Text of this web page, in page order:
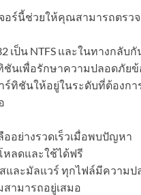
อร์นี้ช่วยให้คุณสามารถตรว
เป็น NTFS และในทางกลับกั
ชันเพื่อรักษาความปลอดภัย
ทิชันให้อยู่ในระดับที่ต้องกา
ออย่างรวดเร็วเมื่อพบปัญหา
หลดและใช้ได้ฟรี
และมัลแวร์ ทุกไฟล์มีความป
ามารถอยู่เสมอ